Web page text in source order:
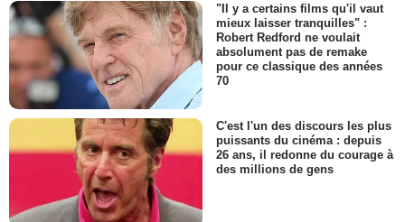
"Il y a certains films qu'il vaut
mieux laisser tranquilles" :
Robert Redford ne voulait
absolument pas de remake
pour ce classique des années
70
C'est l'un des discours les plus
puissants du cinéma : depuis
26 ans, il redonne du courage à
des millions de gens